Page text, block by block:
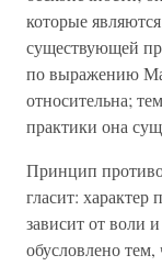
которые
существующей
по выражению
относительна;
практики она
Принцип
гласит:
зависит от воли
обусловлено тем,